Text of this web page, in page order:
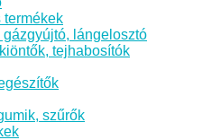
termékek
gázgyújtó, lángelosztó
tejhabosítók
szűrők